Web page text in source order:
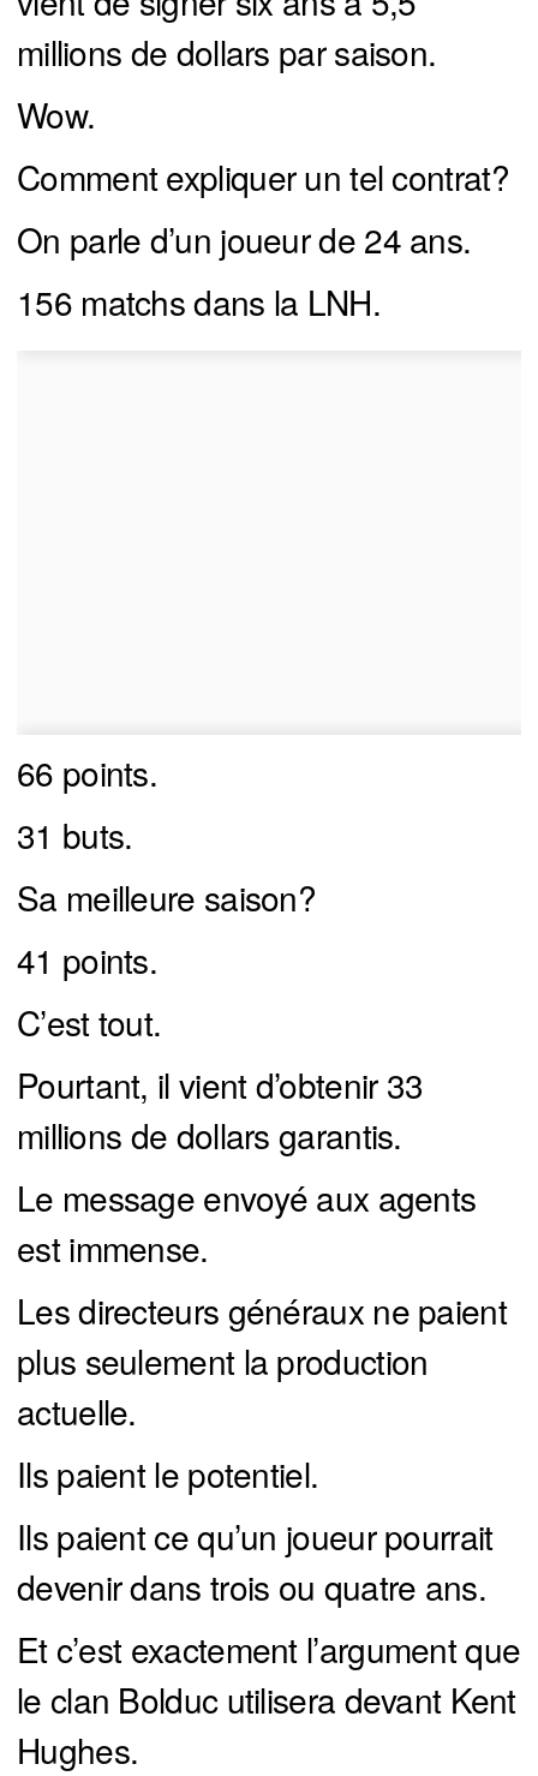
millions de dollars par saison.
Wow.
Comment expliquer un tel contrat?
On parle d’un joueur de 24 ans.
156 matchs dans la LNH.
66 points.
31 buts.
Sa meilleure saison?
41 points.
C’est tout.
Pourtant, il vient d’obtenir 33
millions de dollars garantis.
Le message envoyé aux agents
est immense.
Les directeurs généraux ne paient
plus seulement la production
actuelle.
Ils paient le potentiel.
Ils paient ce qu’un joueur pourrait
devenir dans trois ou quatre ans.
Et c’est exactement l’argument que
le clan Bolduc utilisera devant Kent
Hughes.